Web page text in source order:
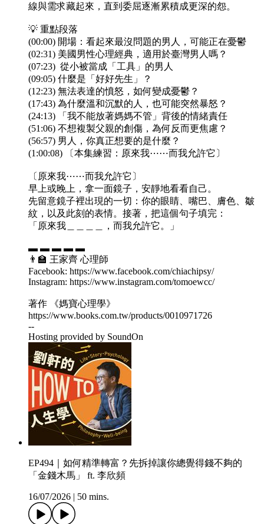
線與需求藏起來，直到委屈逐漸累積成更深的怨。
💡 重點段落
(00:00) 開場：看起來最沒問題的男人，可能正在憂鬱
(02:31) 美國男性心理經典，適用於臺灣男人嗎？
(07:23) 從小被當成「工具」的男人
(09:05) 什麼是「好好先生」？
(12:23) 無法表達的憤怒，如何變成憂鬱？
(17:43) 為什麼溫和沉默的人，也可能突然暴怒？
(24:13) 「我不能放著媽媽不管」背後的情緒責任
(51:06) 不想複製父親的創傷，為何反而更焦慮？
(56:57) 男人，你真正想要的是什麼？
(1:00:08) 〔本集練習：原來我⋯⋯而我允許它〕
〔原來我⋯⋯而我允許它〕
早上或晚上，拿一面鏡子，安靜地看看自己。
先留意鏡子裡出現的一切：你的眼睛、嘴巴、膚色、皺
紋，以及此刻的表情。接著，把這個句子填完：
「原來我＿＿＿＿，而我允許它。」
▬ ▬ ▬ ▬ ▬
👨‍🏫 王家齊 心理師
Facebook: https://www.facebook.com/chiachipsy/
Instagram: https://www.instagram.com/tomoewcc/
著作 《媽寶心理學》
https://www.books.com.tw/products/0010971726
--
Hosting provided by SoundOn
EP494｜如何精準轉富？先拆掉讓你總覺得錢不夠的
「金錢木馬」 ft. 李欣頻
16/07/2026 50 mins.